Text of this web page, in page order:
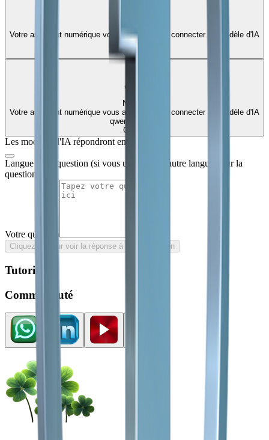
Votre assistant numérique vous aidera à vous connecter au modèle d'IA
qwen3.5:4b
Gratuit
Nakree
Votre assistant numérique vous aidera à vous connecter au modèle d'IA
qwen3.5:cloud
Gratuit
Les modèles d'IA répondront en Français
Langue de la question (si vous utilisez une autre langue pour la
question)
Votre question
Cliquez ici pour voir la réponse à votre question
Tutoriel
Communauté